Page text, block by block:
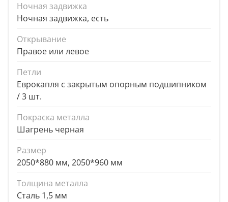
Ночная задвижка
Ночная задвижка, есть
Открывание
Правое или левое
Петли
Еврокапля с закрытым опорным подшипником
/ 3 шт.
Покраска металла
Шагрень черная
Размер
2050*880 мм, 2050*960 мм
Толщина металла
Сталь 1,5 мм